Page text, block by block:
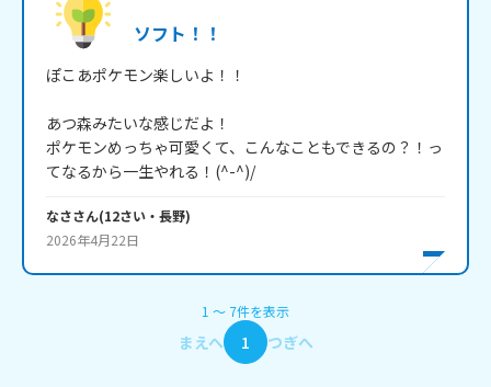
ソフト！！
ぽこあポケモン楽しいよ！！
あつ森みたいな感じだよ！
ポケモンめっちゃ可愛くて、こんなこともできるの？！っ
てなるから一生やれる！(^-^)/
なささん(12さい・ 長野)
2026年4月22日
1 〜 7件を表示
まえへ 1 つぎへ